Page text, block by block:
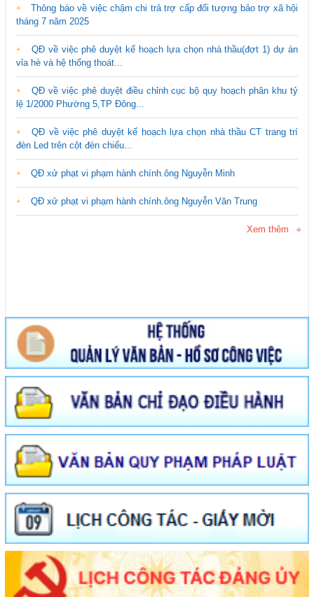
Thông báo về việc chậm chi trả trợ cấp đối tượng bảo trợ xã hội
tháng 7 năm 2025
QĐ về việc phê duyệt kế hoạch lựa chọn nhà thầu(đợt 1) dự án
vỉa hè và hệ thống thoát...
QĐ về việc phê duyệt điều chỉnh cục bộ quy hoạch phân khu tỷ
lệ 1/2000 Phường 5,TP Đông...
QĐ về việc phê duyệt kế hoạch lựa chọn nhà thầu CT trang trí
đèn Led trên cột đèn chiếu...
QĐ xử phạt vi phạm hành chính.ông Nguyễn Minh
QĐ xử phạt vi phạm hành chính.ông Nguyễn Văn Trung
Xem thêm